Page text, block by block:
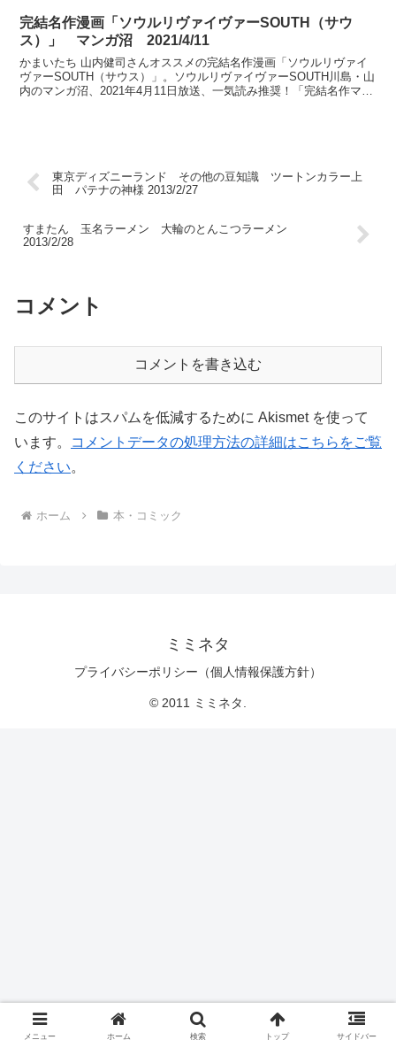
完結名作漫画「ソウルリヴァイヴァーSOUTH（サウ
ス）」 マンガ沼 2021/4/11
かまいたち 山内健司さんオススメの完結名作漫画「ソウルリヴァイ
ヴァーSOUTH（サウス）」。ソウルリヴァイヴァーSOUTH川島・山
内のマンガ沼、2021年4月11日放送、一気読み推奨！「完結名作マン
東京ディズニーランド その他の豆知識 ツートンカラー上
田 パテナの神様 2013/2/27
すまたん 玉名ラーメン 大輪のとんこつラーメン
2013/2/28
コメント
コメントを書き込む
このサイトはスパムを低減するために Akismet を使って
います。
コメントデータの処理方法の詳細はこちらをご覧
ください。
ホーム 本・コミック
ミミネタ
プライバシーポリシー（個人情報保護方針）
© 2011 ミミネタ.
メニュー ホーム 検索 トップ サイドバー